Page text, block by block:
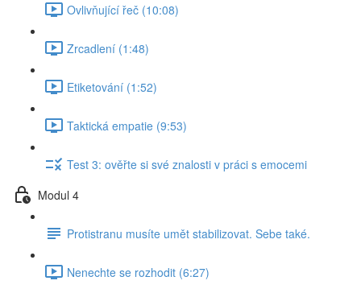
Ovlivňující řeč (10:08)
Zrcadlení (1:48)
Etiketování (1:52)
Taktická empatie (9:53)
Test 3: ověřte si své znalosti v práci s emocemi
Modul 4
Protistranu musíte umět stabilizovat. Sebe také.
Nenechte se rozhodit (6:27)